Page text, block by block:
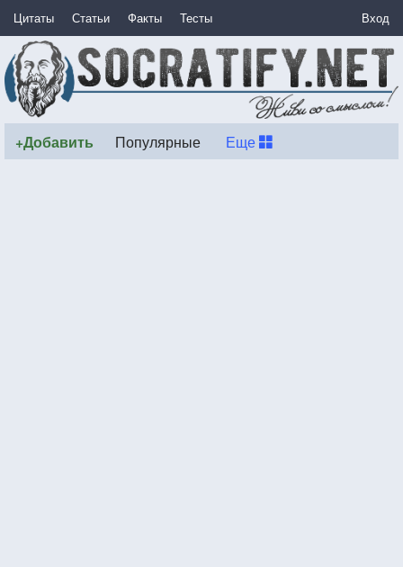
Цитаты Статьи Факты Тесты Вход
+Добавить Популярные Еще